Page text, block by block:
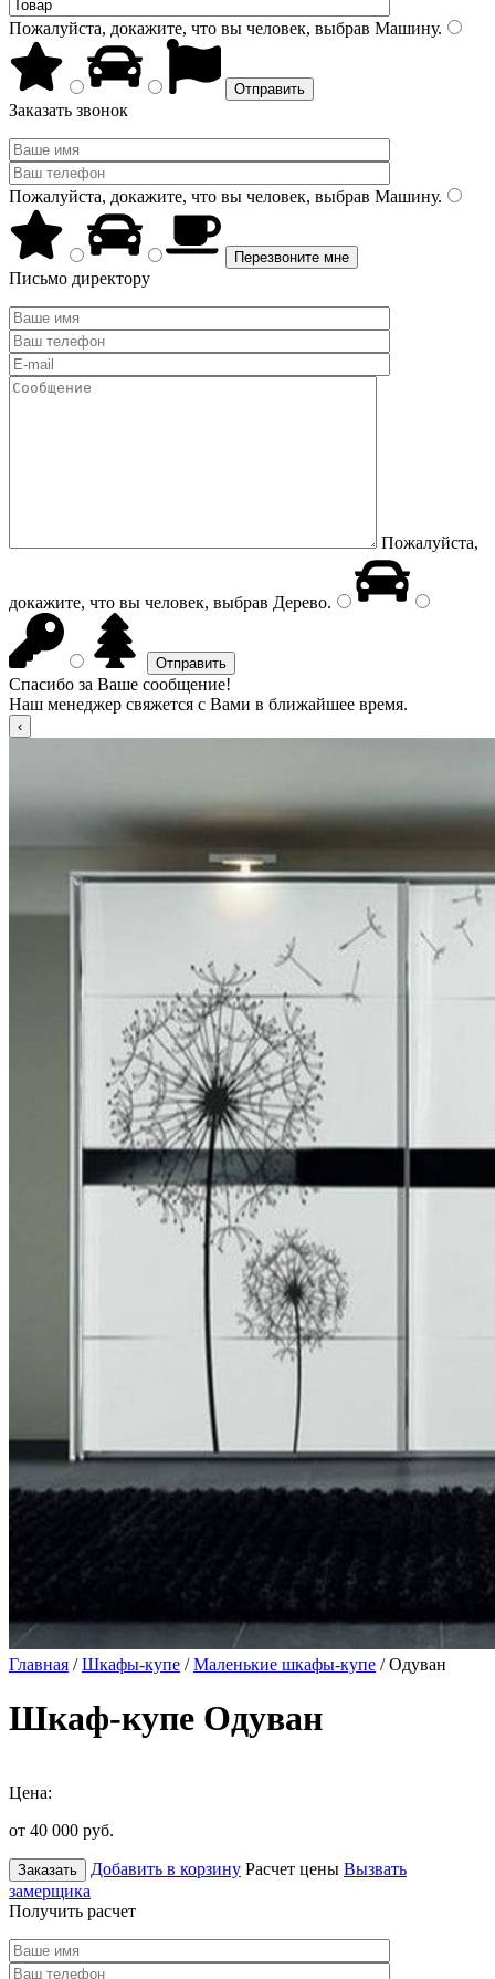
Пожалуйста, докажите, что вы человек, выбрав Машину.
Заказать звонок
Пожалуйста, докажите, что вы человек, выбрав Машину.
Письмо директору
Пожалуйста,
докажите, что вы человек, выбрав Дерево.
Спасибо за Ваше сообщение!
Наш менеджер свяжется с Вами в ближайшее время.
Главная /Шкафы-купе /Маленькие шкафы-купе / Одуван
Шкаф-купе Одуван
Цена:
от 40 000 руб.
Заказать Добавить в корзину Расчет цены Вызвать
замерщика
Получить расчет